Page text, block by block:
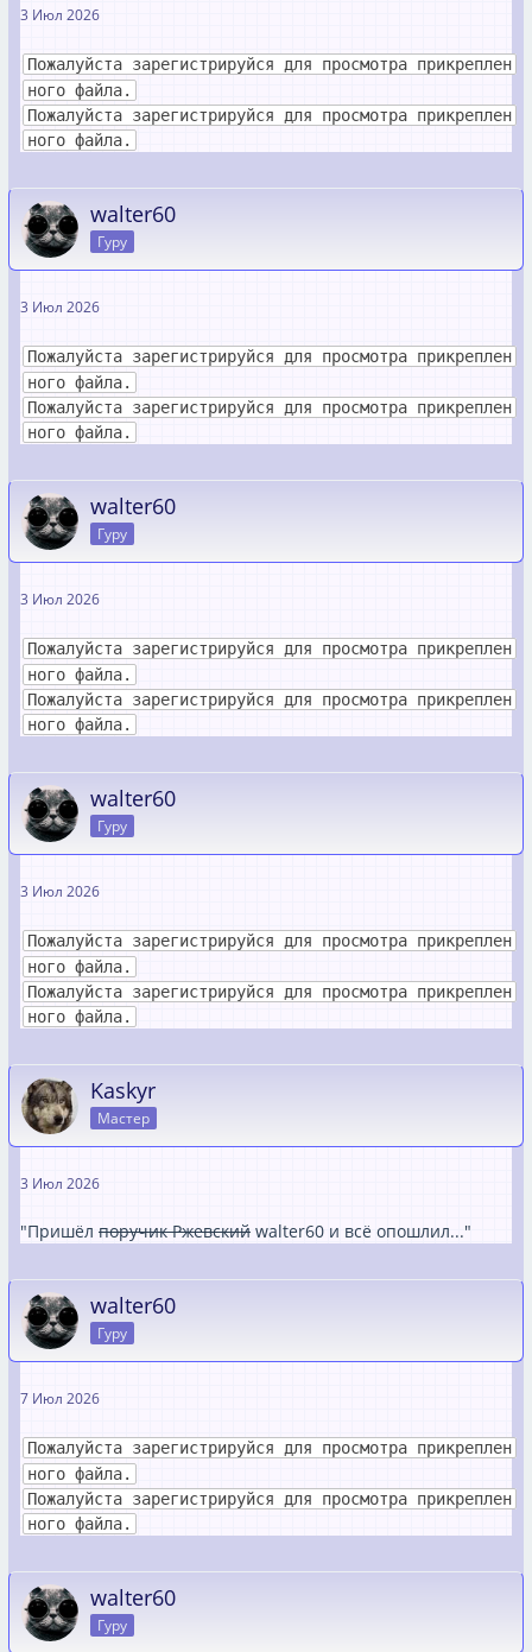
3 Июл 2026
Пожалуйста зарегистрируйся для просмотра прикреплен
ного файла.
Пожалуйста зарегистрируйся для просмотра прикреплен
ного файла.
walter60
Гуру
3 Июл 2026
Пожалуйста зарегистрируйся для просмотра прикреплен
ного файла.
Пожалуйста зарегистрируйся для просмотра прикреплен
ного файла.
walter60
Гуру
3 Июл 2026
Пожалуйста зарегистрируйся для просмотра прикреплен
ного файла.
Пожалуйста зарегистрируйся для просмотра прикреплен
ного файла.
walter60
Гуру
3 Июл 2026
Пожалуйста зарегистрируйся для просмотра прикреплен
ного файла.
Пожалуйста зарегистрируйся для просмотра прикреплен
ного файла.
Kaskyr
Мастер
3 Июл 2026
"Пришёл поручик Ржевский walter60 и всё опошлил..."
walter60
Гуру
7 Июл 2026
Пожалуйста зарегистрируйся для просмотра прикреплен
ного файла.
Пожалуйста зарегистрируйся для просмотра прикреплен
ного файла.
walter60
Гуру